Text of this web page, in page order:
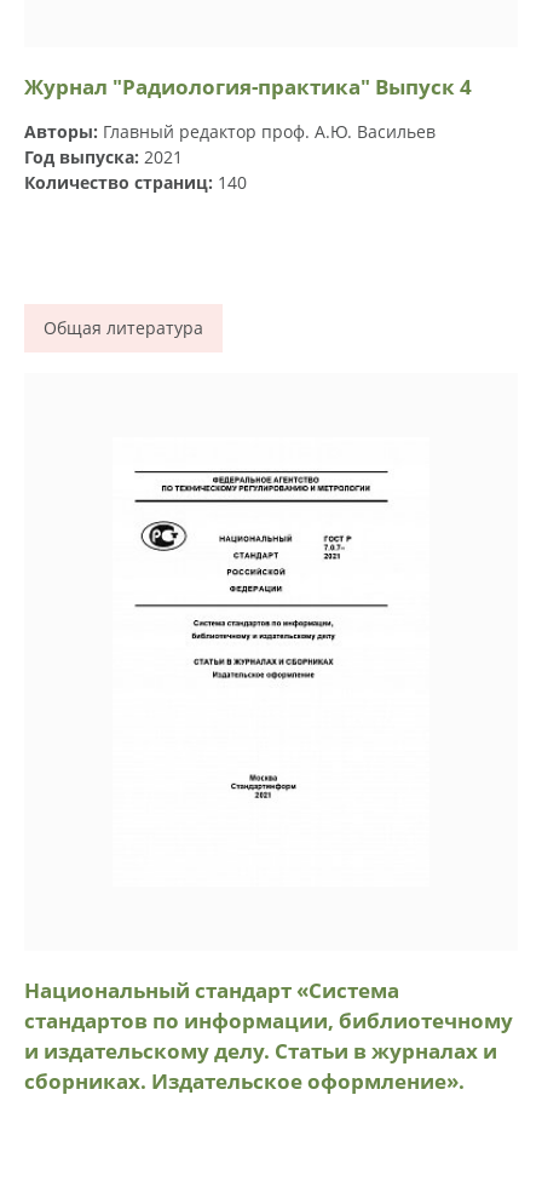
Журнал "Радиология-практика" Выпуск 4
Авторы: Главный редактор проф. А.Ю. Васильев
Год выпуска: 2021
Количество страниц: 140
Общая литература
Национальный стандарт «Система
стандартов по информации, библиотечному
и издательскому делу. Статьи в журналах и
сборниках. Издательское оформление».